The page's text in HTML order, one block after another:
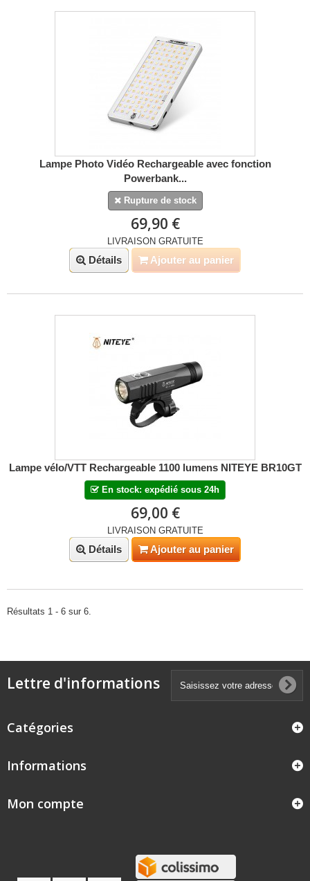
Lampe Photo Vidéo Rechargeable avec fonction
Powerbank...
Rupture de stock
69,90 €
LIVRAISON GRATUITE
Détails Ajouter au panier
Lampe vélo/VTT Rechargeable 1100 lumens NITEYE BR10GT
En stock: expédié sous 24h
69,00 €
LIVRAISON GRATUITE
Détails Ajouter au panier
Résultats 1 - 6 sur 6.
Lettre d'informations
Catégories
Informations
Mon compte